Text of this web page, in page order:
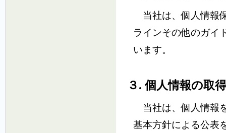
当社は、個人情報
ラインその他のガイ
います。
３. 個人情報の取
当社は、個人情報
基本方針による公表